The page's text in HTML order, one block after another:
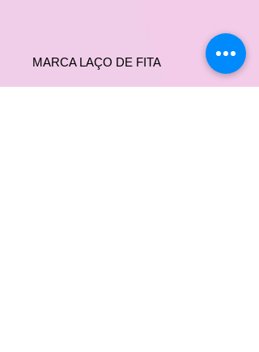
MARCA LAÇO DE FITA